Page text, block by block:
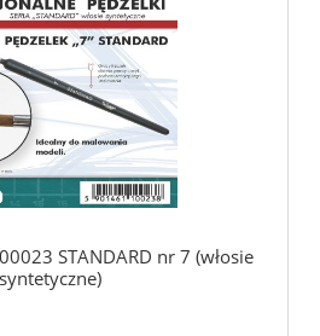
STANDARD nr 7 (włosie
syntetyczne)